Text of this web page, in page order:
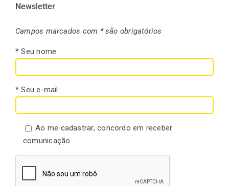
Newsletter
Campos marcados com * são obrigatórios
* Seu nome:
* Seu e-mail:
Ao me cadastrar, concordo em receber
comunicação.